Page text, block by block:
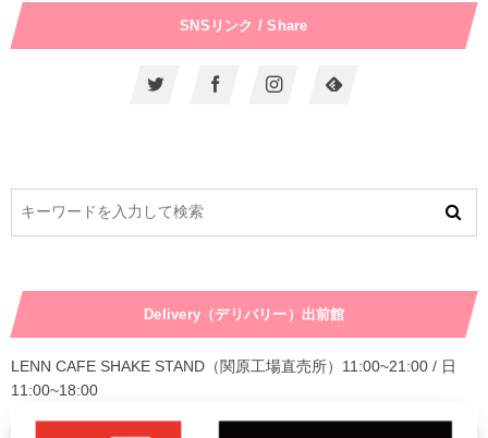
SNSリンク / Share
Delivery（デリバリー）出前館
LENN CAFE SHAKE STAND（関原工場直売所）11:00~21:00 / 日
11:00~18:00